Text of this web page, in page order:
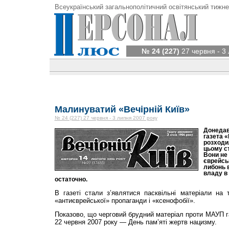
Всеукраїнський загальнополітичний освітянський
№ 24 (227) 27 червня - 3
Малинуватий «Вечірній Київ»
№ 24 (227) 27 червня - 3 липня 2007 року
газета
цьому
Вони не
либонь
владу в
остаточно.
В газеті стали з’являтися пасквільні матеріали
«антиєврейської» пропаганди і «ксенофобії».
Показово, що черговий брудний матеріал проти МАУП
22 червня 2007 року — День пам’яті жертв нацизму.